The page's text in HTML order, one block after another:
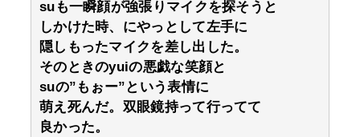
suも一瞬顔が強張りマイクを探そうと
しかけた時、にやっとして左手に
隠しもったマイクを差し出した。
そのときのyuiの悪戯な笑顔と
suの”もぉー”という表情に
萌え死んだ。双眼鏡持って行ってて
良かった。